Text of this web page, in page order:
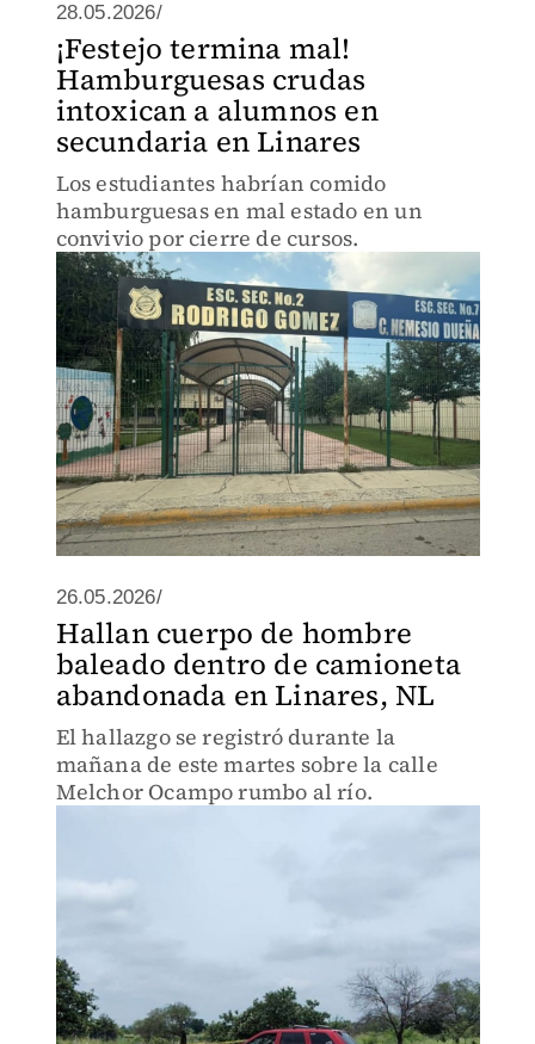
28.05.2026/
¡Festejo termina mal!
Hamburguesas crudas
intoxican a alumnos en
secundaria en Linares
Los estudiantes habrían comido
hamburguesas en mal estado en un
convivio por cierre de cursos.
26.05.2026/
Hallan cuerpo de hombre
baleado dentro de camioneta
abandonada en Linares, NL
El hallazgo se registró durante la
mañana de este martes sobre la calle
Melchor Ocampo rumbo al río.